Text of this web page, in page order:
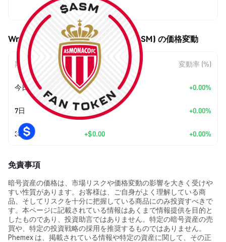
$0.089787
Wrapped AS Monaco (Kayen) (WASM) の価格変動
期間 金額変動 変動率 (%)
今日 +$0.00 +0.00%
7日 +$0.00 +0.00%
30日 +$0.00 +0.00%
免責事項
暗号資産の価格は、市場リスクや価格変動の影響を大きく受けや
すい性質があります。お客様は、ご自身がよく理解している商
品、そしてリスクを十分に把握している商品にのみ投資すべきで
す。本ページに記載されている情報はあくまで情報提供を目的と
したものであり、投資助言ではありません。特定の暗号資産の売
買や、特定の投資戦略の採用を推奨するものではありません。
Phemex は、掲載されている情報や特定の資産に関して、その正